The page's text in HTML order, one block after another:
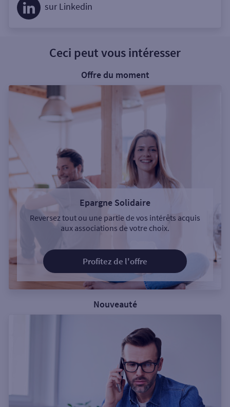
sur Linkedin
Ceci peut vous intéresser
Offre du moment
Epargne Solidaire
Reversez tout ou une partie de vos intérêts acquis
aux associations de votre choix.
Profitez de l'offre
Nouveauté